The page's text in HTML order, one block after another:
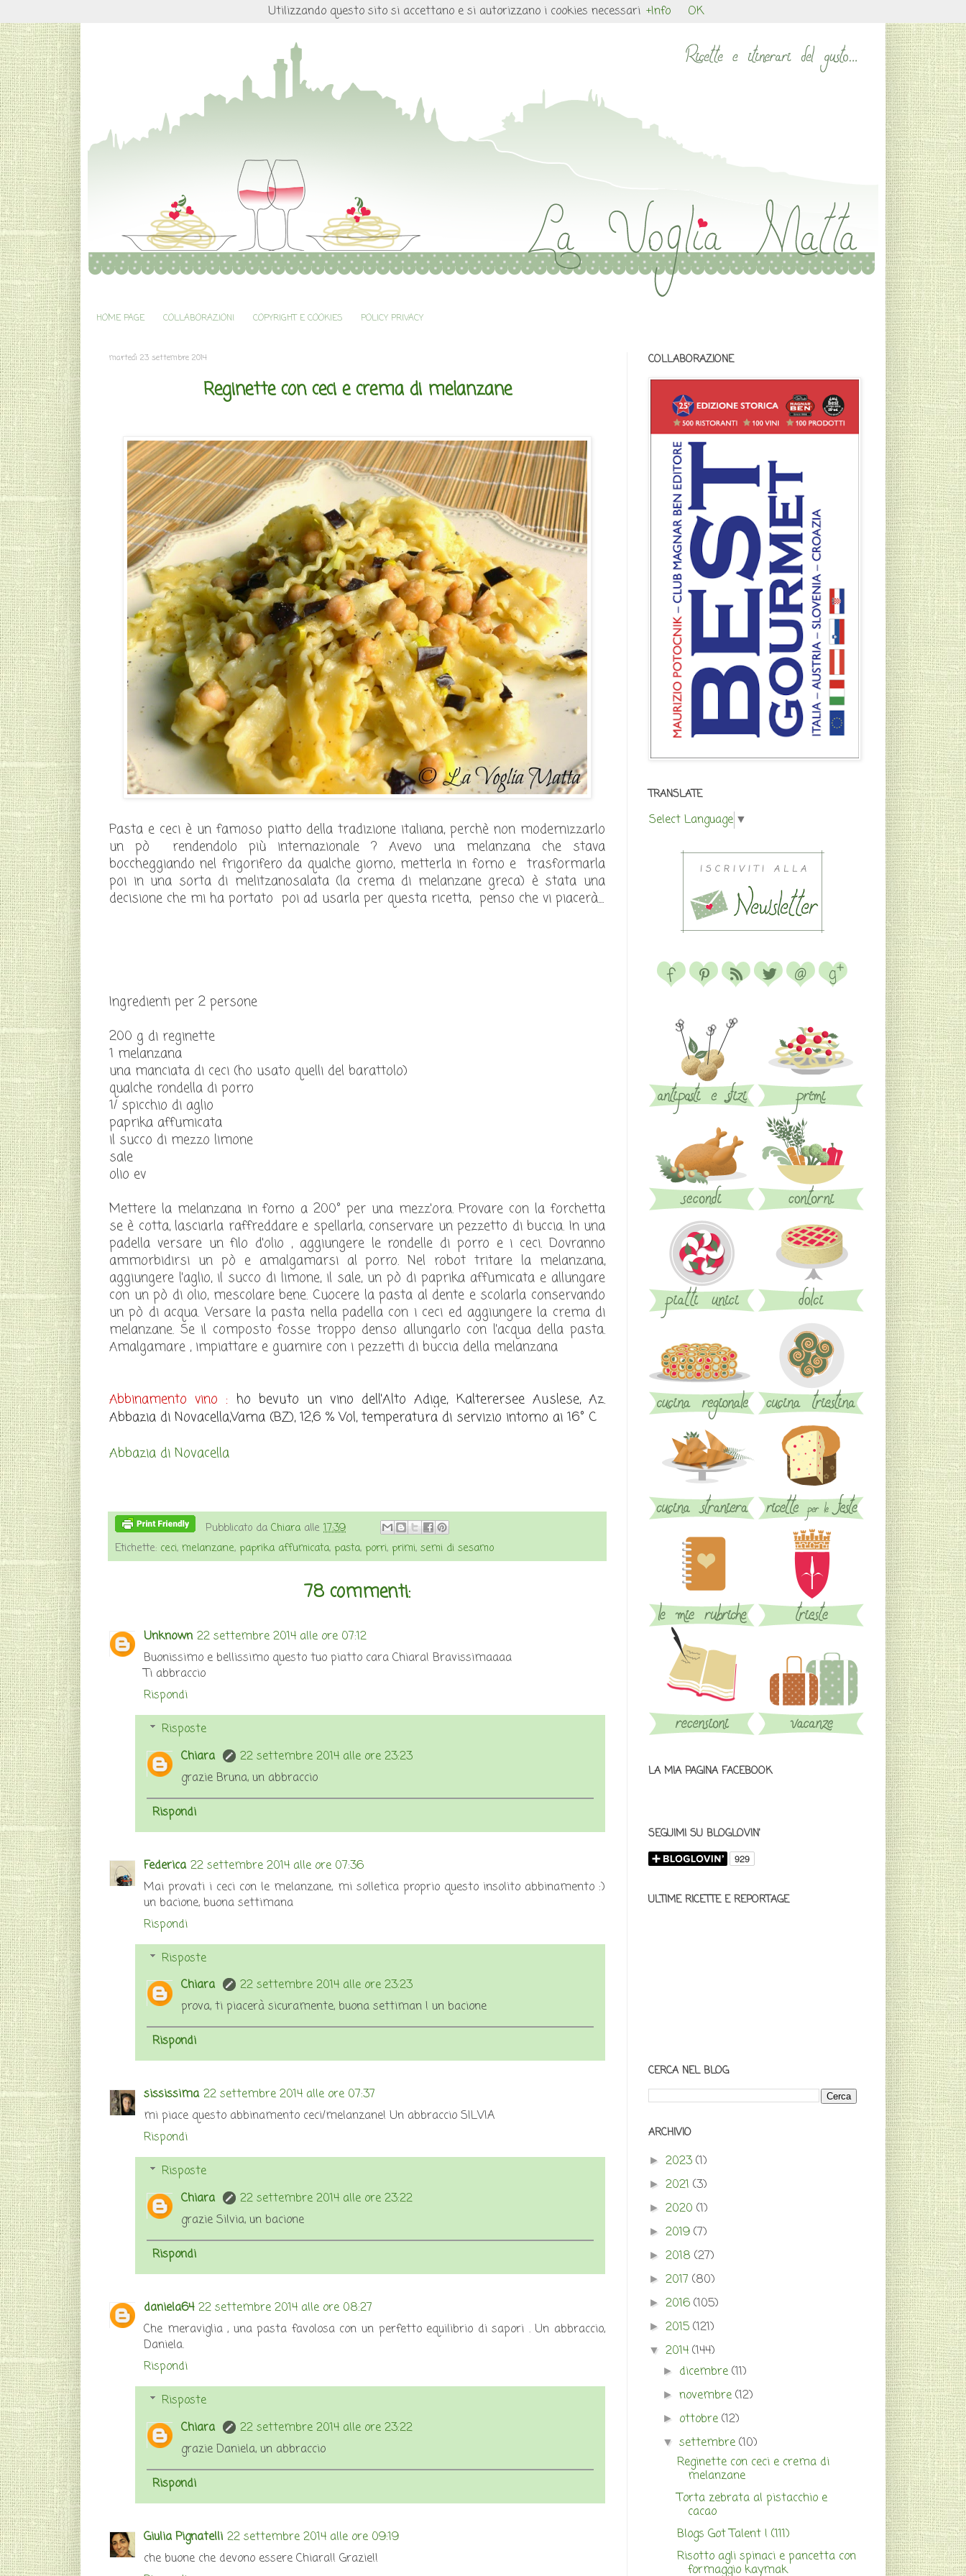
HOME PAGE COLLABORAZIONI COPYRIGHT E COOKIES POLICY PRIVACY
martedì 23 settembre 2014
Reginette con ceci e crema di melanzane
Pasta e ceci è un famoso piatto della tradizione italiana, perchè non modernizzarlo
un pò rendendolo più internazionale ? Avevo una melanzana che stava
boccheggiando nel frigorifero da qualche giorno, metterla in forno e trasformarla
poi in una sorta di melitzanosalata (la crema di melanzane greca) è stata una
decisione che mi ha portato poi ad usarla per questa ricetta, penso che vi piacerà....
Ingredienti per 2 persone
200 g di reginette
1 melanzana
una manciata di ceci (ho usato quelli del barattolo)
qualche rondella di porro
1/ spicchio di aglio
paprika affumicata
il succo di mezzo limone
sale
olio ev
Mettere la melanzana in forno a 200° per una mezz'ora. Provare con la forchetta
se è cotta, lasciarla raffreddare e spellarla, conservare un pezzetto di buccia. In una
padella versare un filo d'olio , aggiungere le rondelle di porro e i ceci. Dovranno
ammorbidirsi un pò e amalgamarsi al porro. Nel robot tritare la melanzana,
aggiungere l'aglio, il succo di limone, il sale, un pò di paprika affumicata e allungare
con un pò di olio, mescolare bene. Cuocere la pasta al dente e scolarla conservando
un pò di acqua. Versare la pasta nella padella con i ceci ed aggiungere la crema di
melanzane. Se il composto fosse troppo denso allungarlo con l'acqua della pasta.
Amalgamare , impiattare e guarnire con i pezzetti di buccia della melanzana
Abbinamento vino : ho bevuto un vino dell'Alto Adige, Kalterersee Auslese, Az.
Abbazia di Novacella,Varna (BZ), 12,6 % Vol, temperatura di servizio intorno ai 16° C
Abbazia di Novacella
Pubblicato daChiara alle17:39
Etichette: ceci, melanzane, paprika affumicata, pasta, porri, primi, semi di sesamo
78 commenti:
Unknown 22 settembre 2014 alle ore 07:12
Buonissimo e bellissimo questo tuo piatto cara Chiara! Bravissimaaaa
Ti abbraccio
Rispondi
Risposte
Chiara
22 settembre 2014 alle ore 23:23
grazie Bruna, un abbraccio
Rispondi
Federica 22 settembre 2014 alle ore 07:36
Mai provati i ceci con le melanzane, mi solletica proprio questo insolito abbinamento :)
un bacione, buona settimana
Rispondi
Risposte
Chiara
22 settembre 2014 alle ore 23:23
prova, ti piacerà sicuramente, buona settiman ! un bacione
Rispondi
sississima 22 settembre 2014 alle ore 07:37
mi piace questo abbinamento ceci/melanzane! Un abbraccio SILVIA
Rispondi
Risposte
Chiara
22 settembre 2014 alle ore 23:22
grazie Silvia, un bacione
Rispondi
daniela64 22 settembre 2014 alle ore 08:27
Che meraviglia , una pasta favolosa con un perfetto equilibrio di sapori . Un abbraccio,
Daniela.
Rispondi
Risposte
Chiara
22 settembre 2014 alle ore 23:22
grazie Daniela, un abbraccio
Rispondi
Giulia Pignatelli 22 settembre 2014 alle ore 09:19
che buone che devono essere Chiara!! Grazie!!
COLLABORAZIONE
TRANSLATE
Select Language ▼
LA MIA PAGINA FACEBOOK
SEGUIMI SU BLOGLOVIN'
ULTIME RICETTE E REPORTAGE
CERCA NEL BLOG
ARCHIVIO
► 2023 (1)
► 2021 (3)
► 2020 (1)
► 2019 (7)
► 2018 (27)
► 2017 (80)
► 2016 (105)
► 2015 (121)
▼ 2014 (144)
► dicembre(11)
►novembre(12)
► ottobre(12)
▼settembre(10)
Reginette con ceci e crema di
melanzane
Torta zebrata al pistacchio e
cacao
Blogs Got Talent ! (111)
Risotto agli spinaci e pancetta con
formaggio kaymak
Utilizzando questo sito si accettano e si autorizzano i cookies necessari +Info OK